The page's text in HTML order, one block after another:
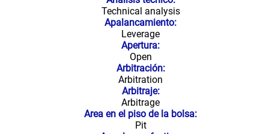
Technical analysis
Apalancamiento:
Leverage
Apertura:
Open
Arbitración:
Arbitration
Arbitraje:
Arbitrage
Area en el piso de la bolsa:
Pit